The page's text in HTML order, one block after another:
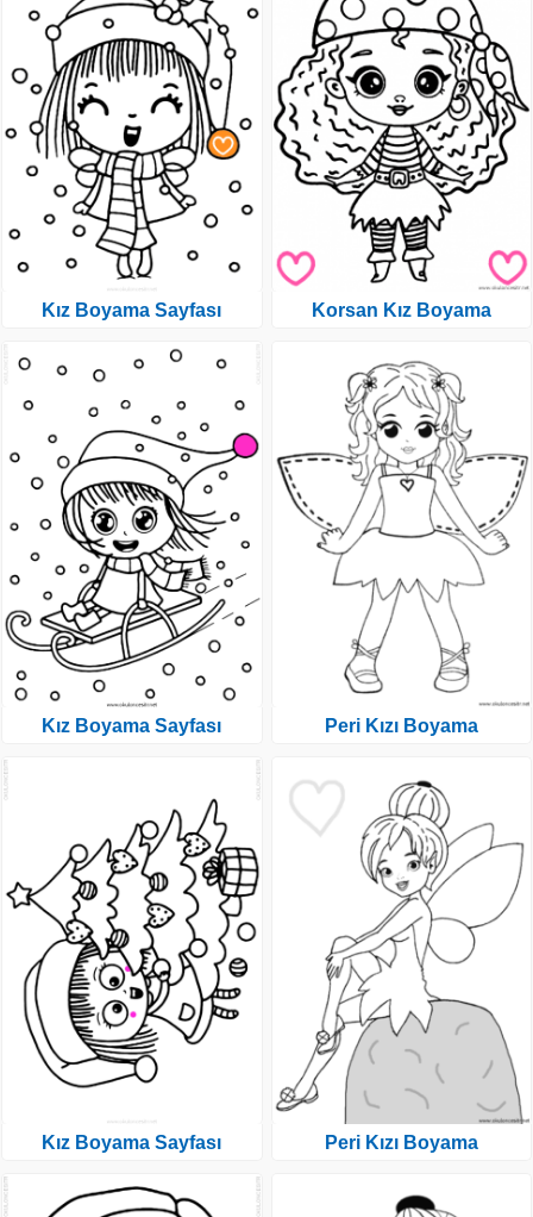
Kız Boyama Sayfası
Kız Boyama Sayfası
Kız Boyama Sayfası
Korsan Kız Boyama
Peri Kızı Boyama
Peri Kızı Boyama